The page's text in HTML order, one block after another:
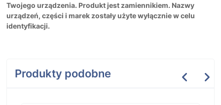
Twojego urządzenia. Produkt jest zamiennikiem. Nazwy
urządzeń, części i marek zostały użyte wyłącznie w celu
identyfikacji.
Produkty podobne